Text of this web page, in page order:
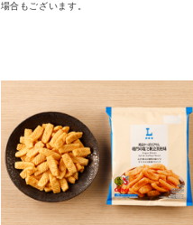
場合もございます。